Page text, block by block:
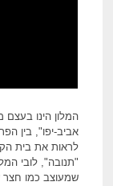
המלון הינו
אביב-יפו", בין
לראות את בית
"תנובה", לובי
שמעוצב כמו חצר